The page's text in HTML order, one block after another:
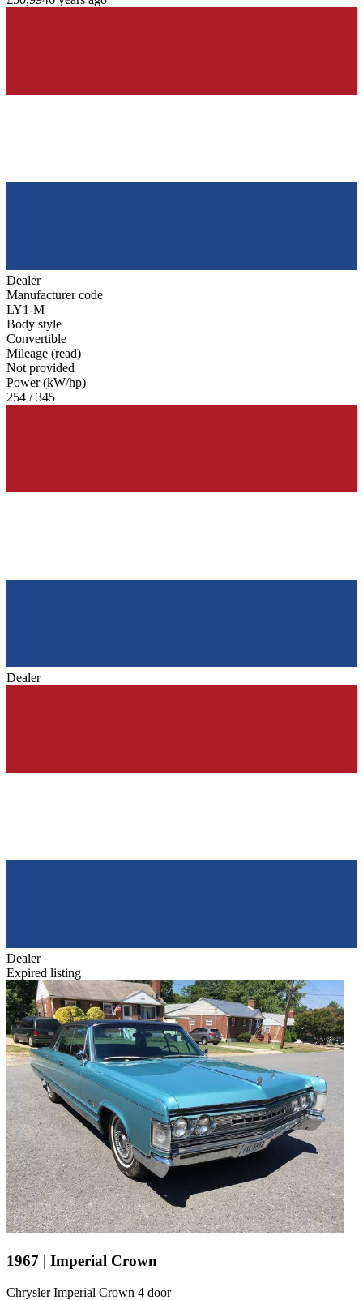
Dealer
Manufacturer code
LY1-M
Body style
Convertible
Mileage (read)
Not provided
Power (kW/hp)
254 / 345
Dealer
Dealer
Expired listing
1967 | Imperial Crown
Chrysler Imperial Crown 4 door